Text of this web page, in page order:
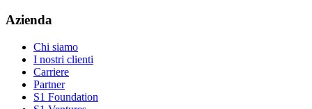
Azienda
Chi siamo
I nostri clienti
Carriere
Partner
S1 Foundation